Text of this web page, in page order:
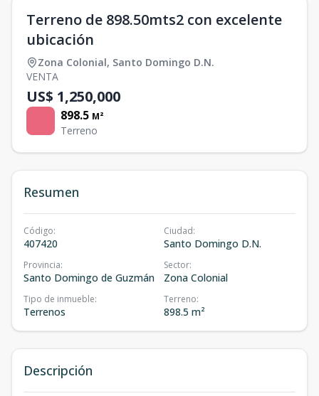
Terreno de 898.50mts2 con excelente
ubicación
Zona Colonial, Santo Domingo D.N.
VENTA
US$ 1,250,000
898.5 M²
Terreno
Resumen
Código:
407420
Ciudad:
Santo Domingo D.N.
Provincia:
Santo Domingo de Guzmán
Sector:
Zona Colonial
Tipo de inmueble:
Terrenos
Terreno:
898.5 m²
Descripción